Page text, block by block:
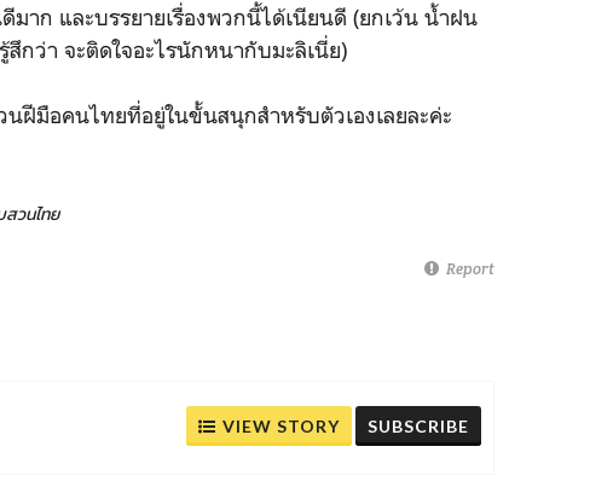
าก และบรรยายเรื่องพวกนี้ได้เนียนดี (ยกเว้น น้ำฝน
กว่า จะติดใจอะไรนักหนากับมะลิเนี่ย)
นฝีมือคนไทยที่อยู่ในขั้นสนุกสำหรับตัวเองเลยละค่ะ
วนไทย
Report
VIEW STORY SUBSCRIBE